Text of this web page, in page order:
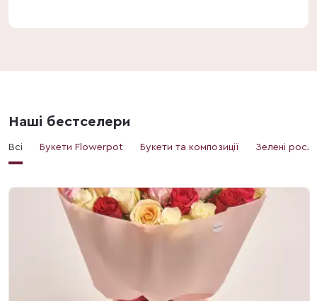
Наші бестселери
Всі Букети Flowerpot Букети та композиції Зелені